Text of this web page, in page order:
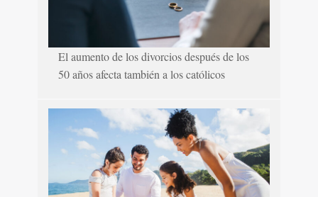
El aumento de los divorcios después de los
50 años afecta también a los católicos